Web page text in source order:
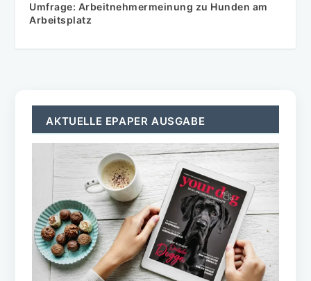
Umfrage: Arbeitnehmermeinung zu Hunden am
Arbeitsplatz
AKTUELLE EPAPER AUSGABE